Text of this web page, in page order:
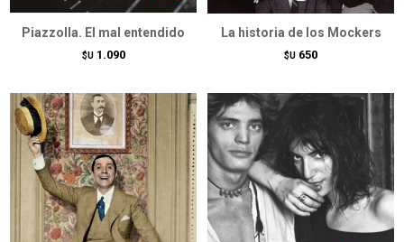
Piazzolla. El mal entendido
$U 1.090
La historia de los Mockers
$U 650